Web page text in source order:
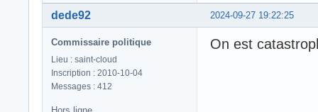
2024-09-27 19:22:25
dede92
Commissaire politique
Lieu : saint-cloud
Inscription : 2010-10-04
Messages : 412
On est